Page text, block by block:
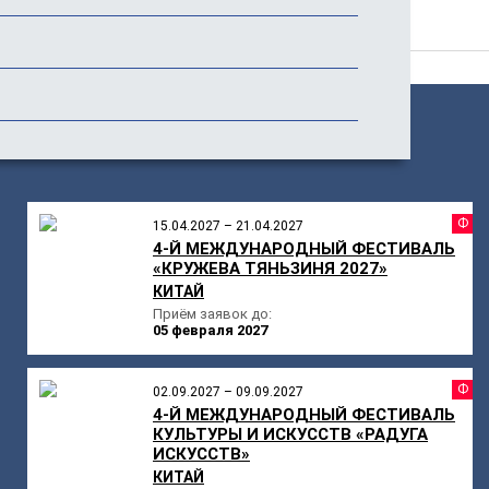
15.04.2027 – 21.04.2027
4-Й МЕЖДУНАРОДНЫЙ ФЕСТИВАЛЬ
«КРУЖЕВА ТЯНЬЗИНЯ 2027»
КИТАЙ
Приём заявок до:
05 февраля 2027
02.09.2027 – 09.09.2027
4-Й МЕЖДУНАРОДНЫЙ ФЕСТИВАЛЬ
КУЛЬТУРЫ И ИСКУССТВ «РАДУГА
ИСКУССТВ»
КИТАЙ